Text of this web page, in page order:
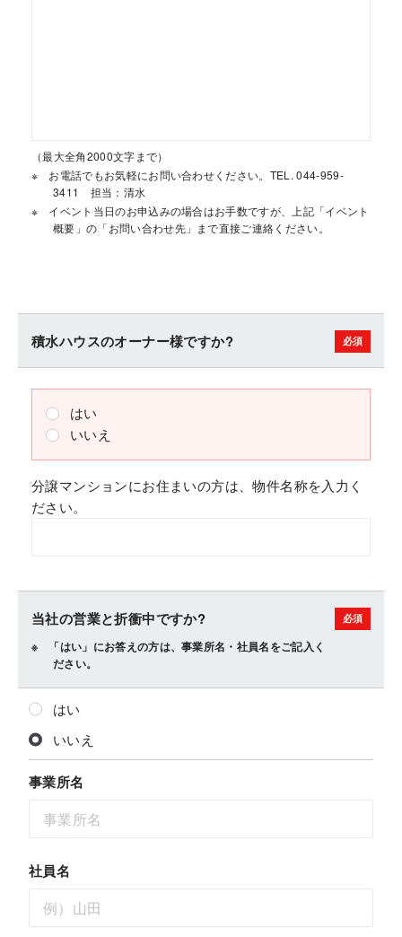
（最大全角2000文字まで）
お電話でもお気軽にお問い合わせください。TEL. 044-959-
3411 担当：清水
イベント当日のお申込みの場合はお手数ですが、上記「イベント
概要」の「お問い合わせ先」まで直接ご連絡ください。
積水ハウスのオーナー様ですか?
はい
いいえ
分譲マンションにお住まいの方は、物件名称を入力く
ださい。
当社の営業と折衝中ですか?
「はい」にお答えの方は、事業所名・社員名をご記入く
ださい。
はい
いいえ
事業所名
社員名